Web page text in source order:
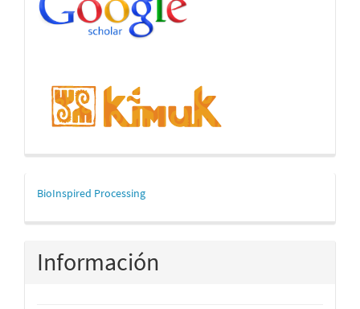
mascerca
BioInspired Processing
Información